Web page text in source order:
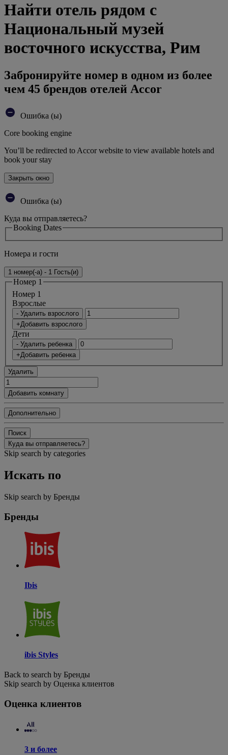
Найти отель рядом с
Национальный музей
восточного искусства, Рим
Забронируйте номер в одном из более
чем 45 брендов отелей Accor
Ошибка (ы)
Core booking engine
You’ll be redirected to Accor website to view available hotels and
book your stay
Закрыть окно
Ошибка (ы)
Куда вы отправляетесь?
Booking Dates
Номера и гости
1 номер(-а) - 1 Гость(и)
Номер 1
Номер 1
Bзрослые
- Удалить взрослого
+Добавить взрослого
Дети
- Удалить ребенка
+Добавить ребенка
Удалить
Добавить комнату
Дополнительно
Поиск
Куда вы отправляетесь?
Skip search by categories
Искать по
Skip search by Бренды
Бренды
Ibis
ibis Styles
Back to search by Бренды
Skip search by Оценка клиентов
Оценка клиентов
3 и более